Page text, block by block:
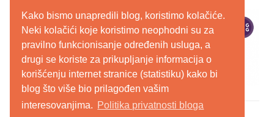
Kako bismo unapredili blog, koristimo kolačiće.
Neki kolačići koje koristimo neophodni su za
pravilno funkcionisanje određenih usluga, a
drugi se koriste za prikupljanje informacija o
korišćenju internet stranice (statistiku) kako bi
blog što više bio prilagođen vašim
interesovanjima. Politika privatnosti bloga